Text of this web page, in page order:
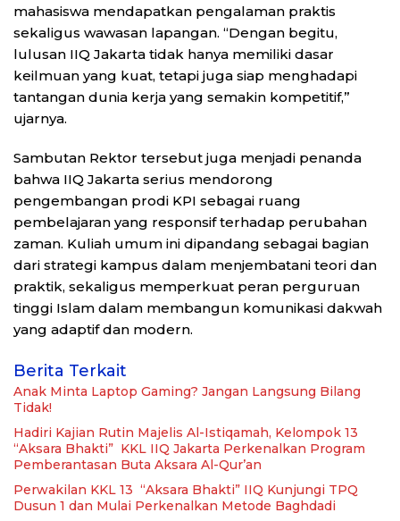
mahasiswa mendapatkan pengalaman praktis
sekaligus wawasan lapangan. “Dengan begitu,
lulusan IIQ Jakarta tidak hanya memiliki dasar
keilmuan yang kuat, tetapi juga siap menghadapi
tantangan dunia kerja yang semakin kompetitif,”
ujarnya.
Sambutan Rektor tersebut juga menjadi penanda
bahwa IIQ Jakarta serius mendorong
pengembangan prodi KPI sebagai ruang
pembelajaran yang responsif terhadap perubahan
zaman. Kuliah umum ini dipandang sebagai bagian
dari strategi kampus dalam menjembatani teori dan
praktik, sekaligus memperkuat peran perguruan
tinggi Islam dalam membangun komunikasi dakwah
yang adaptif dan modern.
Berita Terkait
Anak Minta Laptop Gaming? Jangan Langsung Bilang
Tidak!
Hadiri Kajian Rutin Majelis Al-Istiqamah, Kelompok 13
“Aksara Bhakti” KKL IIQ Jakarta Perkenalkan Program
Pemberantasan Buta Aksara Al-Qur’an
Perwakilan KKL 13 “Aksara Bhakti” IIQ Kunjungi TPQ
Dusun 1 dan Mulai Perkenalkan Metode Baghdadi